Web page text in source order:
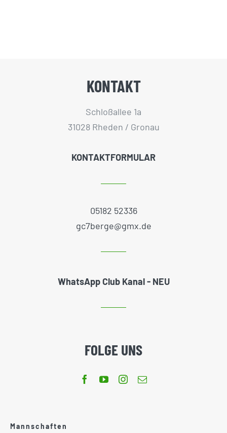
KONTAKT
Schloßallee 1a
31028 Rheden / Gronau
KONTAKTFORMULAR
05182 52336
gc7berge@gmx.de
WhatsApp Club Kanal - NEU
FOLGE UNS
Mannschaften